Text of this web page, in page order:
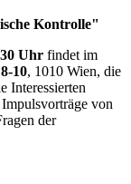
Kontrolle"
Uhr findet im
10, 1010 Wien, die
Interessierten
von
der